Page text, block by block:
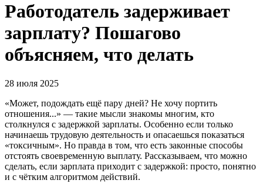
Работодатель задерживает
зарплату? Пошагово
объясняем, что делать
28 июля 2025
«Может, подождать ещё пару дней? Не хочу портить
отношения...» — такие мысли знакомы многим, кто
столкнулся с задержкой зарплаты. Особенно если только
начинаешь трудовую деятельность и опасаешься показаться
«токсичным». Но правда в том, что есть законные способы
отстоять своевременную выплату. Рассказываем, что можно
сделать, если зарплата приходит с задержкой: просто, понятно
и с чётким алгоритмом действий.